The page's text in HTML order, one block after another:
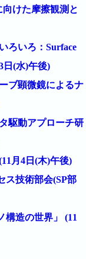
けた摩擦観測と
ろいろ：Surface
日(水)午後)
ブ顕微鏡によるナ
駆動アプローチ研
月4日(木)午後)
ス技術部会(SP部
構造の世界」 (11